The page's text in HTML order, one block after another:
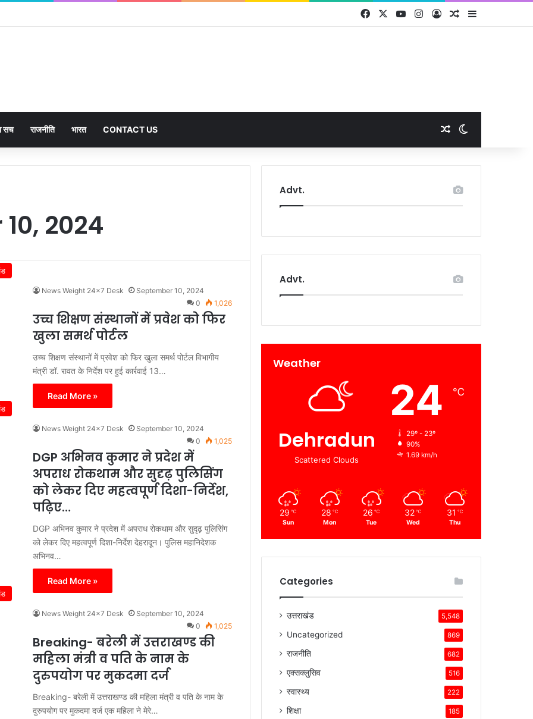
Facebook YouTubeInstagram
Log InRandom Article
सच राजनीति भारत CONTACT US Random Article
2024
News Weight 24x7 Desk
September 10, 2024
0
1,026
उच्च शिक्षण संस्थानों में प्रवेश को फिर
खुला समर्थ पोर्टल
उच्च शिक्षण संस्थानों में प्रवेश को फिर खुला समर्थ पोर्टल विभागीय
मंत्री डॉ. रावत के निर्देश पर हुई कार्रवाई 13…
Read More »
News Weight 24x7 Desk
September 10, 2024
0
1,025
DGP अभिनव कुमार ने प्रदेश में
अपराध रोकथाम और सुदृढ़ पुलिसिंग
को लेकर दिए महत्वपूर्ण दिशा-निर्देश,
पढ़िए…
DGP अभिनव कुमार ने प्रदेश में अपराध रोकथाम और सुदृढ़ पुलिसिंग
को लेकर दिए महत्वपूर्ण दिशा-निर्देश देहरादून। पुलिस महानिदेशक
अभिनव…
Read More »
News Weight 24x7 Desk
September 10, 2024
0
1,025
Breaking- बरेली में उत्तराखण्ड की
महिला मंत्री व पति के नाम के
दुरुपयोग पर मुकदमा दर्ज
Breaking- बरेली में उत्तराखण्ड की महिला मंत्री व पति के नाम के
दुरुपयोग पर मुकदमा दर्ज एक महिला ने मेरे…
Advt.
Advt.
Weather
Dehradun
Scattered Clouds
24 ℃
29º - 23º
90%
1.69 km/h
29 ℃
Sun
28 ℃
Mon
26 ℃
Tue
32 ℃
Wed
31 ℃
Thu
Categories
उत्तराखंड 5,548
Uncategorized 869
राजनीति 682
एक्सक्लुसिव 516
स्वास्थ्य 222
शिक्षा 185